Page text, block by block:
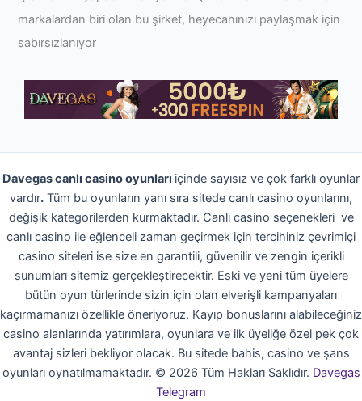
markalardan biri olan bu şirket, heyecanınızı paylaşmak için
sabırsızlanıyor
Davegas canlı casino oyunları içinde sayısız ve çok farklı oyunlar
vardır. Tüm bu oyunların yanı sıra sitede canlı casino oyunlarını,
değişik kategorilerden kurmaktadır. Canlı casino seçenekleri ve
canlı casino ile eğlenceli zaman geçirmek için tercihiniz çevrimiçi
casino siteleri ise size en garantili, güvenilir ve zengin içerikli
sunumları sitemiz gerçekleştirecektir. Eski ve yeni tüm üyelere
bütün oyun türlerinde sizin için olan elverişli kampanyaları
kaçırmamanızı özellikle öneriyoruz. Kayıp bonuslarını alabileceğiniz
casino alanlarında yatırımlara, oyunlara ve ilk üyeliğe özel pek çok
avantaj sizleri bekliyor olacak. Bu sitede bahis, casino ve şans
oyunları oynatılmamaktadır. © 2026 Tüm Hakları Saklıdır. Davegas
Telegram